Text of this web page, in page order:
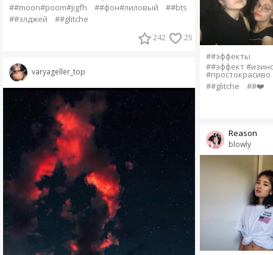
##moon#poom#jigfh
##фон#лиловый
##bts
##элджей
##glitche
242 25
varyageller_top
##эффекты
##эффект
#простокрасиво
##glitche
##❤️
blowly
Reason